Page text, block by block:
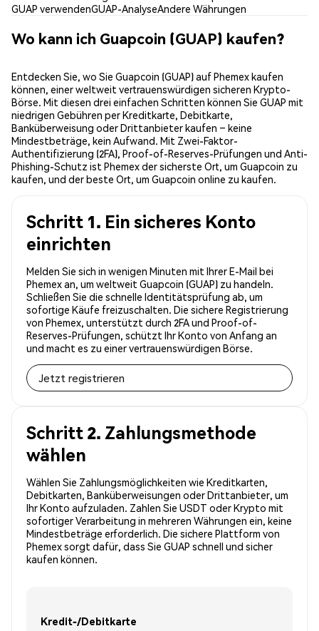
GUAP verwendenGUAP-AnalyseAndere Währungen
Wo kann ich Guapcoin (GUAP) kaufen?
Entdecken Sie, wo Sie Guapcoin (GUAP) auf Phemex kaufen
können, einer weltweit vertrauenswürdigen sicheren Krypto-
Börse. Mit diesen drei einfachen Schritten können Sie GUAP mit
niedrigen Gebühren per Kreditkarte, Debitkarte,
Banküberweisung oder Drittanbieter kaufen – keine
Mindestbeträge, kein Aufwand. Mit Zwei-Faktor-
Authentifizierung (2FA), Proof-of-Reserves-Prüfungen und Anti-
Phishing-Schutz ist Phemex der sicherste Ort, um Guapcoin zu
kaufen, und der beste Ort, um Guapcoin online zu kaufen.
Schritt 1. Ein sicheres Konto
einrichten
Melden Sie sich in wenigen Minuten mit Ihrer E-Mail bei
Phemex an, um weltweit Guapcoin (GUAP) zu handeln.
Schließen Sie die schnelle Identitätsprüfung ab, um
sofortige Käufe freizuschalten. Die sichere Registrierung
von Phemex, unterstützt durch 2FA und Proof-of-
Reserves-Prüfungen, schützt Ihr Konto von Anfang an
und macht es zu einer vertrauenswürdigen Börse.
Jetzt registrieren
Schritt 2. Zahlungsmethode
wählen
Wählen Sie Zahlungsmöglichkeiten wie Kreditkarten,
Debitkarten, Banküberweisungen oder Drittanbieter, um
Ihr Konto aufzuladen. Zahlen Sie USDT oder Krypto mit
sofortiger Verarbeitung in mehreren Währungen ein, keine
Mindestbeträge erforderlich. Die sichere Plattform von
Phemex sorgt dafür, dass Sie GUAP schnell und sicher
kaufen können.
Kredit-/Debitkarte